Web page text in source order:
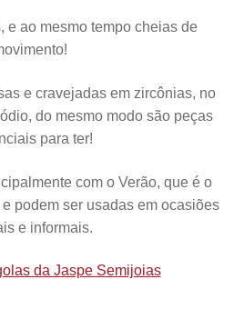
e ao mesmo tempo cheias de
e cravejadas em zircônias, no
do mesmo modo são peças
para ter!
com o Verão, que é o
podem ser usadas em ocasiões
e informais.
da Jaspe Semijoias